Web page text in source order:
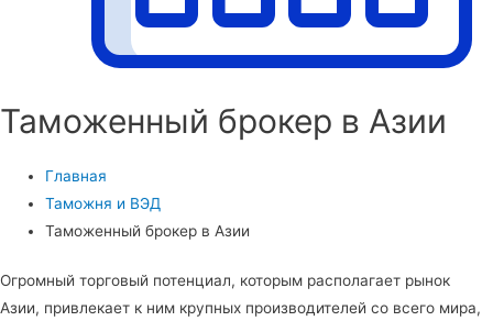
Таможенный брокер в Азии
Главная
Таможня и ВЭД
Таможенный брокер в Азии
Огромный торговый потенциал, которым располагает рынок
Азии, привлекает к ним крупных производителей со всего мира,